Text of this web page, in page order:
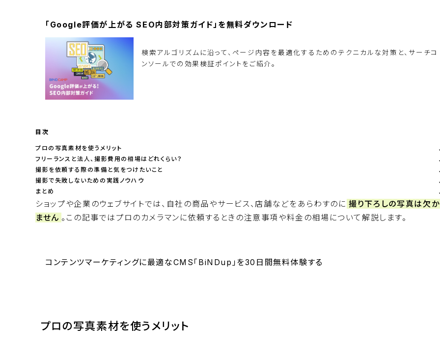
「Google評価が上がる SEO内部対策ガイド」を無料ダウンロード
検索アルゴリズムに沿って、ページ内容を最適化するためのテクニカルな対策と、サーチコ
ンソールでの効果検証ポイントをご紹介。
目次
プロの写真素材を使うメリット
フリーランスと法人、撮影費用の相場はどれくらい？
撮影を依頼する際の準備と気をつけたいこと
撮影で失敗しないための実践ノウハウ
まとめ
ショップや企業のウェブサイトでは、自社の商品やサービス、店舗などをあらわすのに 撮り下ろしの写真は欠
ません 。この記事ではプロのカメラマンに依頼するときの注意事項や料金の相場について解説します。
コンテンツマーケティングに最適なCMS「BiNDup」を30日間無料体験する
プロの写真素材を使うメリット